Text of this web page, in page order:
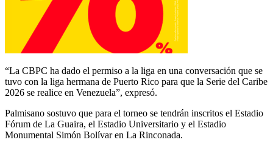
“La CBPC ha dado el permiso a la liga en una conversación que se
tuvo con la liga hermana de Puerto Rico para que la Serie del Caribe
2026 se realice en Venezuela”, expresó.
Palmisano sostuvo que para el torneo se tendrán inscritos el Estadio
Fórum de La Guaira, el Estadio Universitario y el Estadio
Monumental Simón Bolívar en La Rinconada.